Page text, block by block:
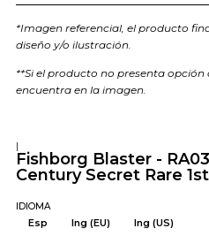
*Imagen referencial, el producto
diseño y/o ilustración.
**Si el producto no presenta opción
encuentra en la imagen.
|
Fishborg Blaster -
Century Secret Rare
IDIOMA
Esp
Ing (EU) Ing (US)